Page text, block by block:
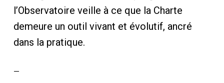
l’Observatoire veille à ce que la Charte
demeure un outil vivant et évolutif, ancré
dans la pratique.
—